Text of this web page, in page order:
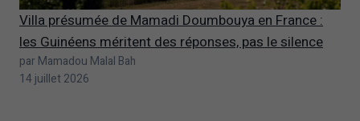
Villa présumée de Mamadi Doumbouya en France :
les Guinéens méritent des réponses, pas le silence
par Mamadou Malal Bah
14 juillet 2026